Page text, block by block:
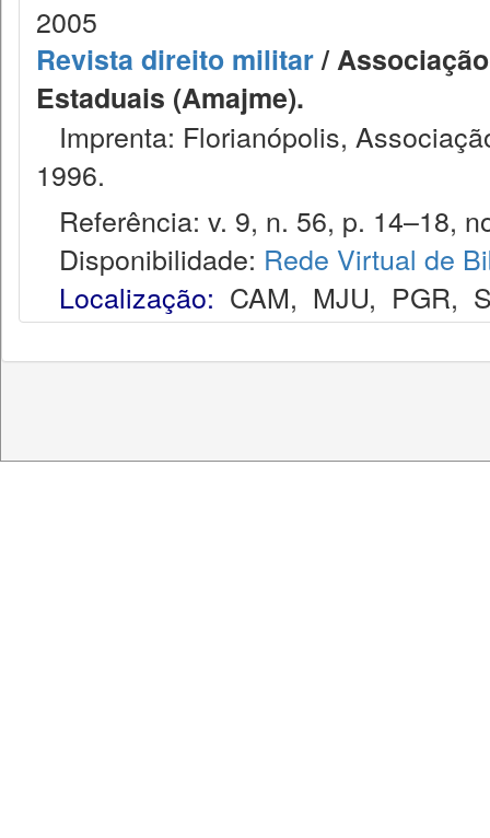
2005
Revista direito militar/
Estaduais (Amajme).
Imprenta: Florianópolis,
1996.
Referência: v. 9, n. 56, p. 14–18,
Disponibilidade: Rede Virtual de
Localização: CAM, MJU, PGR,